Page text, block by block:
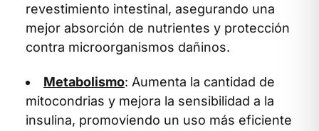
revestimiento intestinal, asegurando una
mejor absorción de nutrientes y protección
contra microorganismos dañinos.
Metabolismo: Aumenta la cantidad de
mitocondrias y mejora la sensibilidad a la
insulina, promoviendo un uso más eficiente